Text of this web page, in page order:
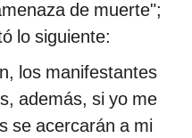
de muerte";
lo siguiente:
los manifestantes
además, si yo me
se acercarán a mi